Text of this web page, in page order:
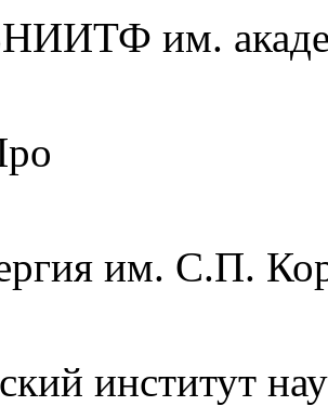
им.
им. С.П.
институт